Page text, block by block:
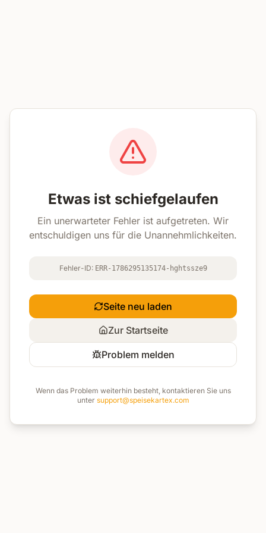
Etwas ist schiefgelaufen
Ein unerwarteter Fehler ist aufgetreten. Wir
entschuldigen uns für die Unannehmlichkeiten.
Fehler-ID: ERR-1786295135174-hghtssze9
Seite neu laden
Zur Startseite
Problem melden
Wenn das Problem weiterhin besteht, kontaktieren Sie uns
unter support@speisekartex.com